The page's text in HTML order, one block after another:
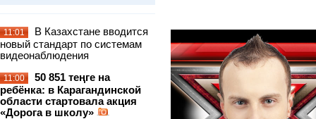
11:01 В Казахстане вводится
новый стандарт по системам
видеонаблюдения
11:00 50 851 теңге на
ребёнка: в Карагандинской
области стартовала акция
«Дорога в школу»